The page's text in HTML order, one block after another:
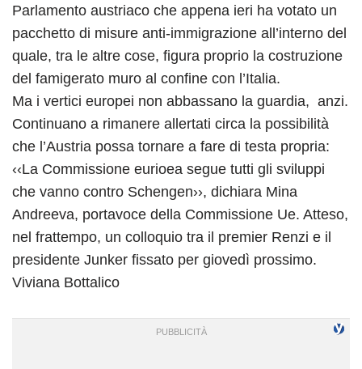
Parlamento austriaco che appena ieri ha votato un
pacchetto di misure anti-immigrazione all’interno del
quale, tra le altre cose, figura proprio la costruzione
del famigerato muro al confine con l’Italia.
Ma i vertici europei non abbassano la guardia, anzi.
Continuano a rimanere allertati circa la possibilità
che l’Austria possa tornare a fare di testa propria:
‹‹La Commissione eurioea segue tutti gli sviluppi
che vanno contro Schengen››, dichiara Mina
Andreeva, portavoce della Commissione Ue. Atteso,
nel frattempo, un colloquio tra il premier Renzi e il
presidente Junker fissato per giovedì prossimo.
Viviana Bottalico